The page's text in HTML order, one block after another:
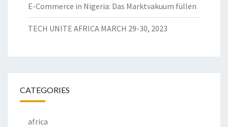
E-Commerce in Nigeria: Das Marktvakuum füllen
TECH UNITE AFRICA MARCH 29-30, 2023
CATEGORIES
africa